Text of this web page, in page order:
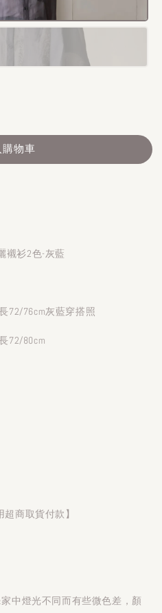
購物車
襯衫2色-灰藍
72/76cm灰藍穿搭照
72/80cm
商取貨付款】
中燈光不同而有些微色差，顏